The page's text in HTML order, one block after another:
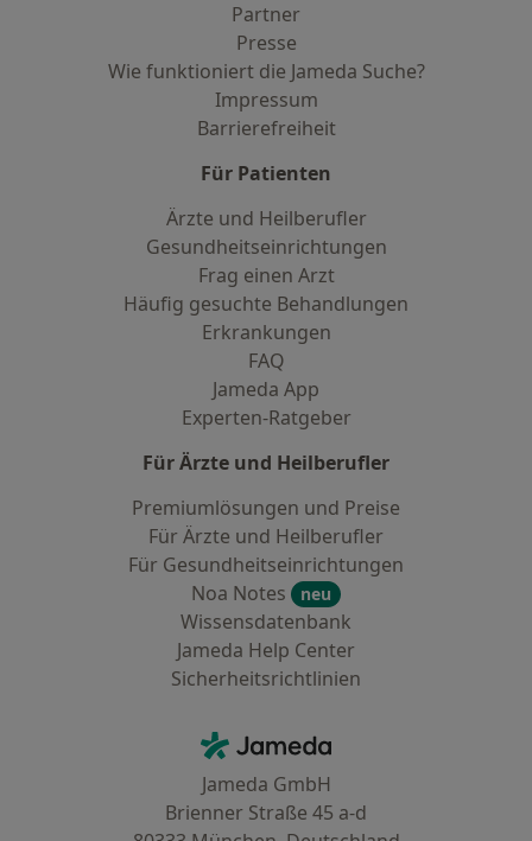
Partner
Presse
Wie funktioniert die Jameda Suche?
Impressum
Barrierefreiheit
Für Patienten
Ärzte und Heilberufler
Gesundheitseinrichtungen
Frag einen Arzt
Häufig gesuchte Behandlungen
Erkrankungen
FAQ
Jameda App
Experten-Ratgeber
Für Ärzte und Heilberufler
Premiumlösungen und Preise
Für Ärzte und Heilberufler
Für Gesundheitseinrichtungen
Noa Notes
neu
Wissensdatenbank
Jameda Help Center
Sicherheitsrichtlinien
Jameda - Startseite
Jameda GmbH
Brienner Straße 45 a-d